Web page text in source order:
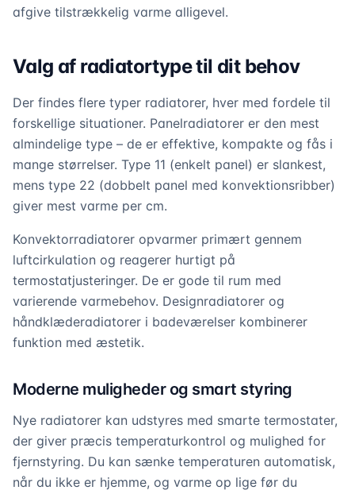
afgive tilstrækkelig varme alligevel.
Valg af radiatortype til dit behov
Der findes flere typer radiatorer, hver med fordele til
forskellige situationer. Panelradiatorer er den mest
almindelige type – de er effektive, kompakte og fås i
mange størrelser. Type 11 (enkelt panel) er slankest,
mens type 22 (dobbelt panel med konvektionsribber)
giver mest varme per cm.
Konvektorradiatorer opvarmer primært gennem
luftcirkulation og reagerer hurtigt på
termostatjusteringer. De er gode til rum med
varierende varmebehov. Designradiatorer og
håndklæderadiatorer i badeværelser kombinerer
funktion med æstetik.
Moderne muligheder og smart styring
Nye radiatorer kan udstyres med smarte termostater,
der giver præcis temperaturkontrol og mulighed for
fjernstyring. Du kan sænke temperaturen automatisk,
når du ikke er hjemme, og varme op lige før du